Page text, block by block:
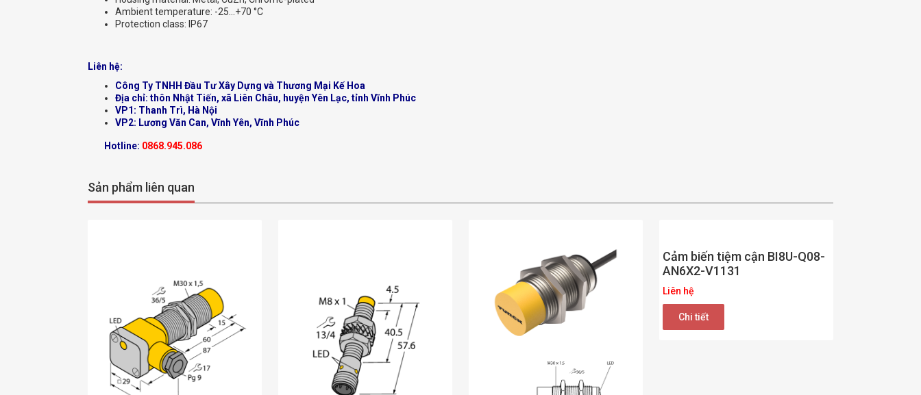
Ambient temperature: -25…+70 °C
Protection class: IP67
Liên hệ:
Công Ty TNHH Đầu Tư Xây Dựng và Thương Mại Kế Hoa
Địa chỉ: thôn Nhật Tiến, xã Liên Châu, huyện Yên Lạc, tỉnh Vĩnh Phúc
VP1: Thanh Trì, Hà Nội
VP2: Lương Văn Can, Vĩnh Yên, Vĩnh Phúc
Hotline: 0868.945.086
Sản phẩm liên quan
Cảm biến tiệm cận BI8U-Q08-
AN6X2-V1131
Liên hệ
Chi tiết